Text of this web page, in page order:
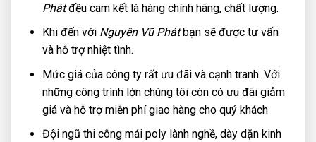
Phátđều cam kết là hàng chính hãng, chất lượng.
Khi đến với Nguyên Vũ Phátbạn sẽ được tư vấn
và hỗ trợ nhiệt tình.
Mức giá của công ty rất ưu đãi và cạnh tranh. Với
những công trình lớn chúng tôi còn có ưu đãi giảm
giá và hỗ trợ miễn phí giao hàng cho quý khách
Đội ngũ thi công mái poly lành nghề, dày dặn kinh